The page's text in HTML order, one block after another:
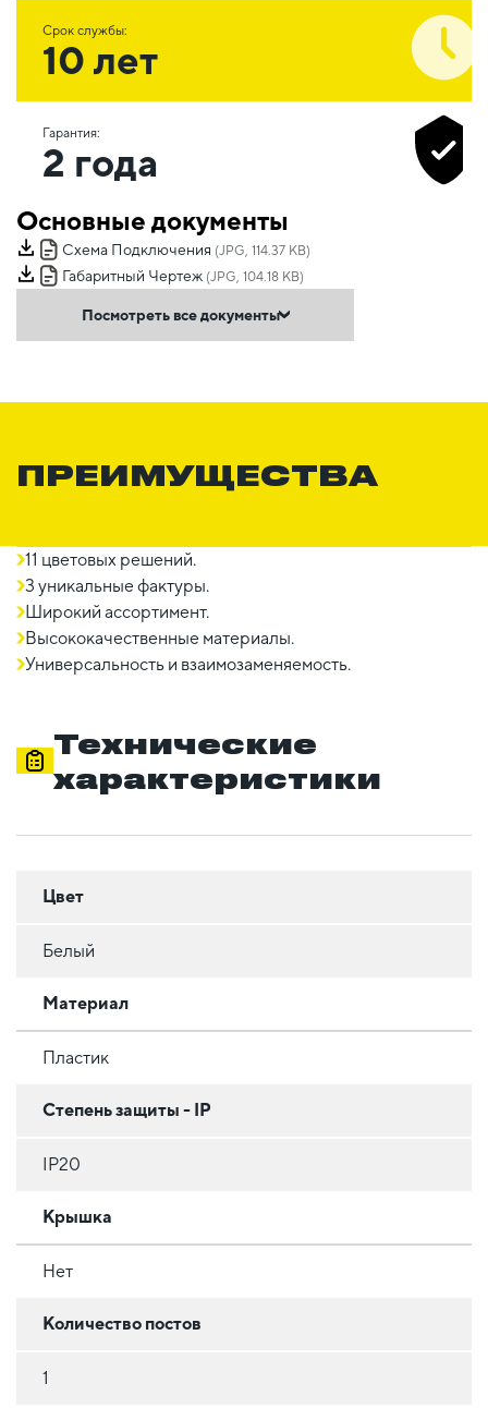
Срок службы:
10 лет
Гарантия:
2 года
Основные документы
Схема Подключения (JPG, 114.37 KB)
Габаритный Чертеж (JPG, 104.18 KB)
Посмотреть все документы
ПРЕИМУЩЕСТВА
11 цветовых решений.
3 уникальные фактуры.
Широкий ассортимент.
Высококачественные материалы.
Универсальность и взаимозаменяемость.
Технические
характеристики
Цвет
Белый
Материал
Пластик
Степень защиты - IP
IP20
Крышка
Нет
Количество постов
1